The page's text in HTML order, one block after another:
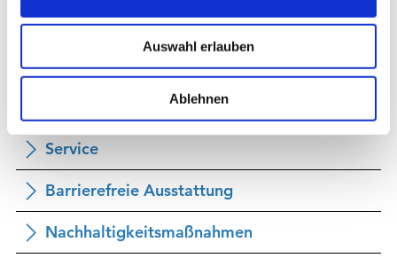
Auswahl erlauben
Ablehnen
Zimmer/Ferienwohnung/Ferienhaus
Allgemeine Themen
Service
Barrierefreie Ausstattung
Nachhaltigkeitsmaßnahmen